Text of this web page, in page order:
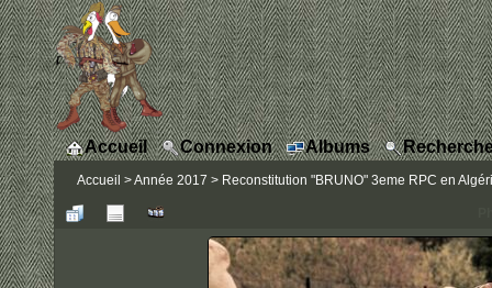
Accueil Connexion Albums
Accueil >Année 2017 > Reconstitution "BRUNO" 3eme RPC en